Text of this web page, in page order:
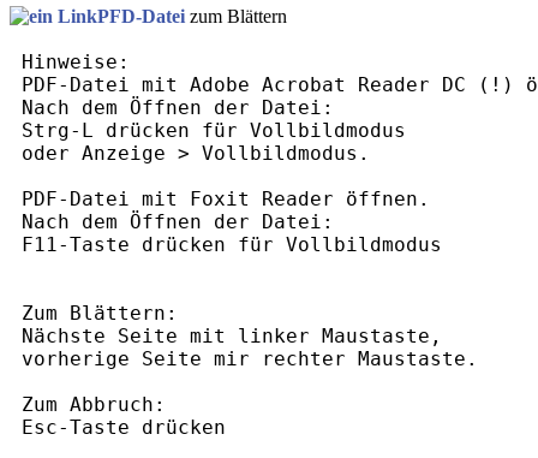
PFD-Datei zum Blättern
Hinweise:
PDF-Datei mit Adobe Acrobat Reader DC
Nach dem Öffnen der Datei:
Strg-L drücken für Vollbildmodus
oder Anzeige > Vollbildmodus.
PDF-Datei mit Foxit Reader öffnen.
Nach dem Öffnen der Datei:
F11-Taste drücken für Vollbildmodus
Zum Blättern:
Nächste Seite mit linker Maustaste,
vorherige Seite mir rechter Maustaste.
Zum Abbruch:
Esc-Taste drücken